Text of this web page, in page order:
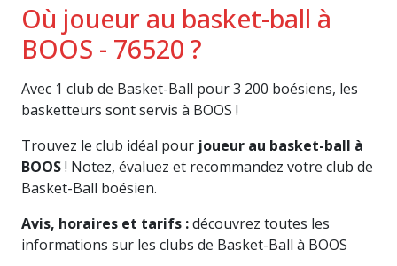
Où joueur au basket-ball à
BOOS - 76520 ?
Avec 1 club de Basket-Ball pour 3 200 boésiens, les
basketteurs sont servis à BOOS !
Trouvez le club idéal pour joueur au basket-ball à
BOOS! Notez, évaluez et recommandez votre club de
Basket-Ball boésien.
Avis, horaires et tarifs :découvrez toutes les
informations sur les clubs de Basket-Ball à BOOS